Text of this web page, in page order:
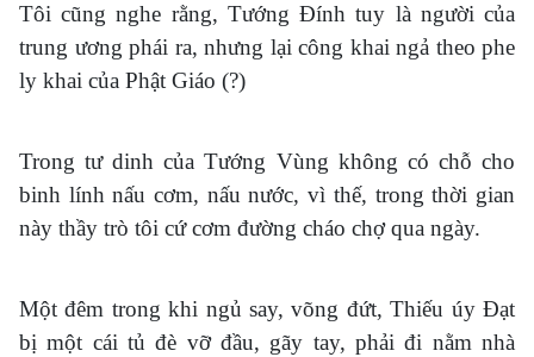
Tôi cũng nghe rằng, Tướng Đính tuy là người của
trung ương phái ra, nhưng lại công khai ngả theo phe
ly khai của Phật Giáo (?)
Trong tư dinh của Tướng Vùng không có chỗ cho
binh lính nấu cơm, nấu nước, vì thế, trong thời gian
này thầy trò tôi cứ cơm đường cháo chợ qua ngày.
Một đêm trong khi ngủ say, võng đứt, Thiếu úy Đạt
bị một cái tủ đè vỡ đầu, gãy tay, phải đi nằm nhà